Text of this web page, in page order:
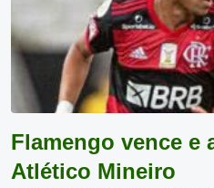
Flamengo vence e
Atlético Mineiro